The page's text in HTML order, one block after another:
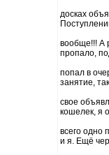
досках
вообще!!! А
пропало,
попал в
занятие,
свое
кошелек, я
всего одно
и я. Ещё